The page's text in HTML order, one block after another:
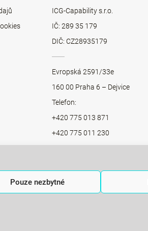
Pouze nezbytné
ICG-Capability s.r.o.
IČ: 289 35 179
DIČ: CZ28935179
Evropská 2591/33e
160 00 Praha 6 – Dejvice
Telefon:
+420 775 013 871
+420 775 011 230